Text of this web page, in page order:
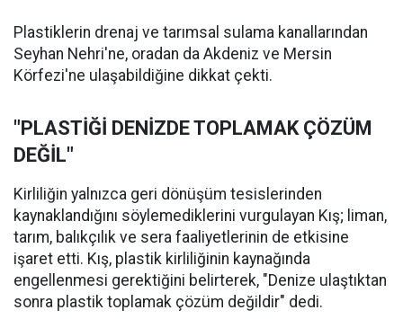
Plastiklerin drenaj ve tarımsal sulama kanallarından
Seyhan Nehri'ne, oradan da Akdeniz ve Mersin
Körfezi'ne ulaşabildiğine dikkat çekti.
"PLASTİĞİ DENİZDE TOPLAMAK ÇÖZÜM
DEĞİL"
Kirliliğin yalnızca geri dönüşüm tesislerinden
kaynaklandığını söylemediklerini vurgulayan Kış; liman,
tarım, balıkçılık ve sera faaliyetlerinin de etkisine
işaret etti. Kış, plastik kirliliğinin kaynağında
engellenmesi gerektiğini belirterek, "Denize ulaştıktan
sonra plastik toplamak çözüm değildir" dedi.